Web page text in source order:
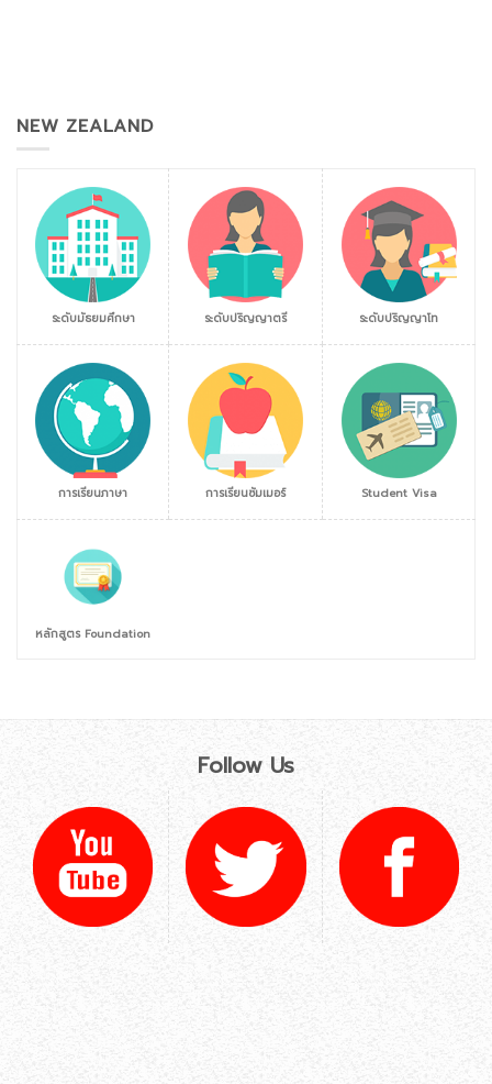
NEW ZEALAND
ระดับมัธยมศึกษา ระดับปริญญาตรี ระดับปริญญาโท
การเรียนภาษา การเรียนซัมเมอร์ Student Visa
หลักสูตร Foundation
Follow Us